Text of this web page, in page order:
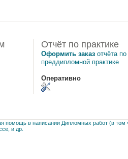
Отчёт по практике
Оформить заказ отчёта по
преддипломной практике
Оперативно
помощь в написании Дипломных работ (в том
и др.